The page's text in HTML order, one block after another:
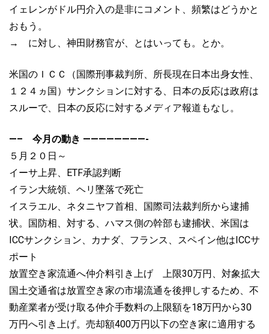
イェレンがドル円介入の是非にコメント、頻繁はどうかと
おもう。
→ に対し、神田財務官が、とはいっても。とか。
米国のＩＣＣ（国際刑事裁判所、所長現在日本出身女性、
１２４ヵ国）サンクションに対する、日本の反応は政府は
スルーで、日本の反応に対するメディア報道もなし。
—– 今月の動き ————————-
５月２０日～
イーサ上昇、ETF承認判断
イラン大統領、ヘリ墜落で死亡
イスラエル、ネタニヤフ首相、国際司法裁判所から逮捕
状。国防相、対する、ハマス側の幹部も逮捕状、米国は
ICCサンクション、カナダ、フランス、スペイン他はICCサ
ポート
放置空き家流通へ仲介料引き上げ 上限30万円、対象拡大
国土交通省は放置空き家の市場流通を後押しするため、不
動産業者が受け取る仲介手数料の上限額を18万円から30
万円へ引き上げ。売却額400万円以下の空き家に適用する